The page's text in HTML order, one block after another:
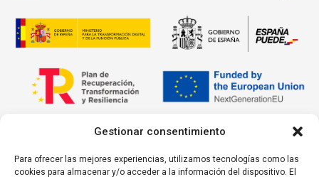
Gestionar consentimiento
Para ofrecer las mejores experiencias, utilizamos tecnologías como las
cookies para almacenar y/o acceder a la información del dispositivo. El